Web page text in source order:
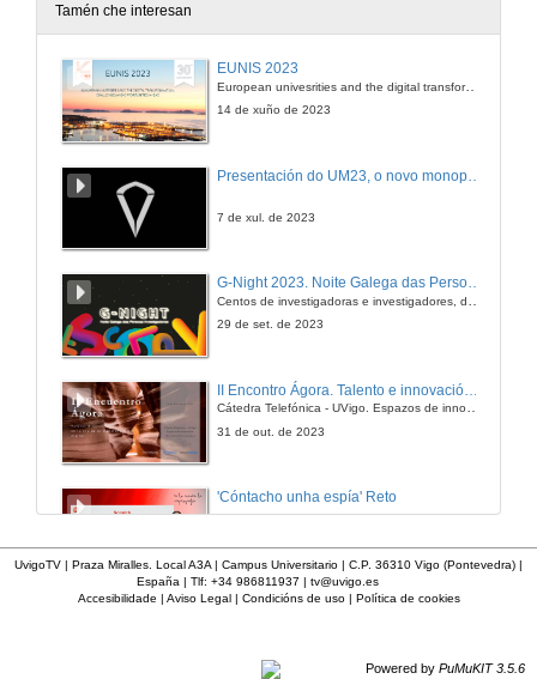
Resposta
Resposta
Tamén che interesan
EUNIS 2023
European univesrities and the digital transformation: challenges and opportunities ahead
14 de xuño de 2023
7 de xul. de 2023
G-Night 2023. Noite Galega das Persoas Investigadoras. Conciencias creativas
29 de set. de 2023
Cátedra Telefónica - UVigo. Espazos de innovación
31 de out. de 2023
'Cóntacho unha espía' Reto
'Cóntacho unha espía' Criptografía
UvigoTV | Praza Miralles. Local A3A | Campus Universitario | C.P. 36310 Vigo (Pontevedra) |
España | Tlf: +34 986811937 | tv@uvigo.es
Accesibilidade | Aviso Legal| Condicións de uso| Política de cookies
Powered by PuMuKIT 3.5.6